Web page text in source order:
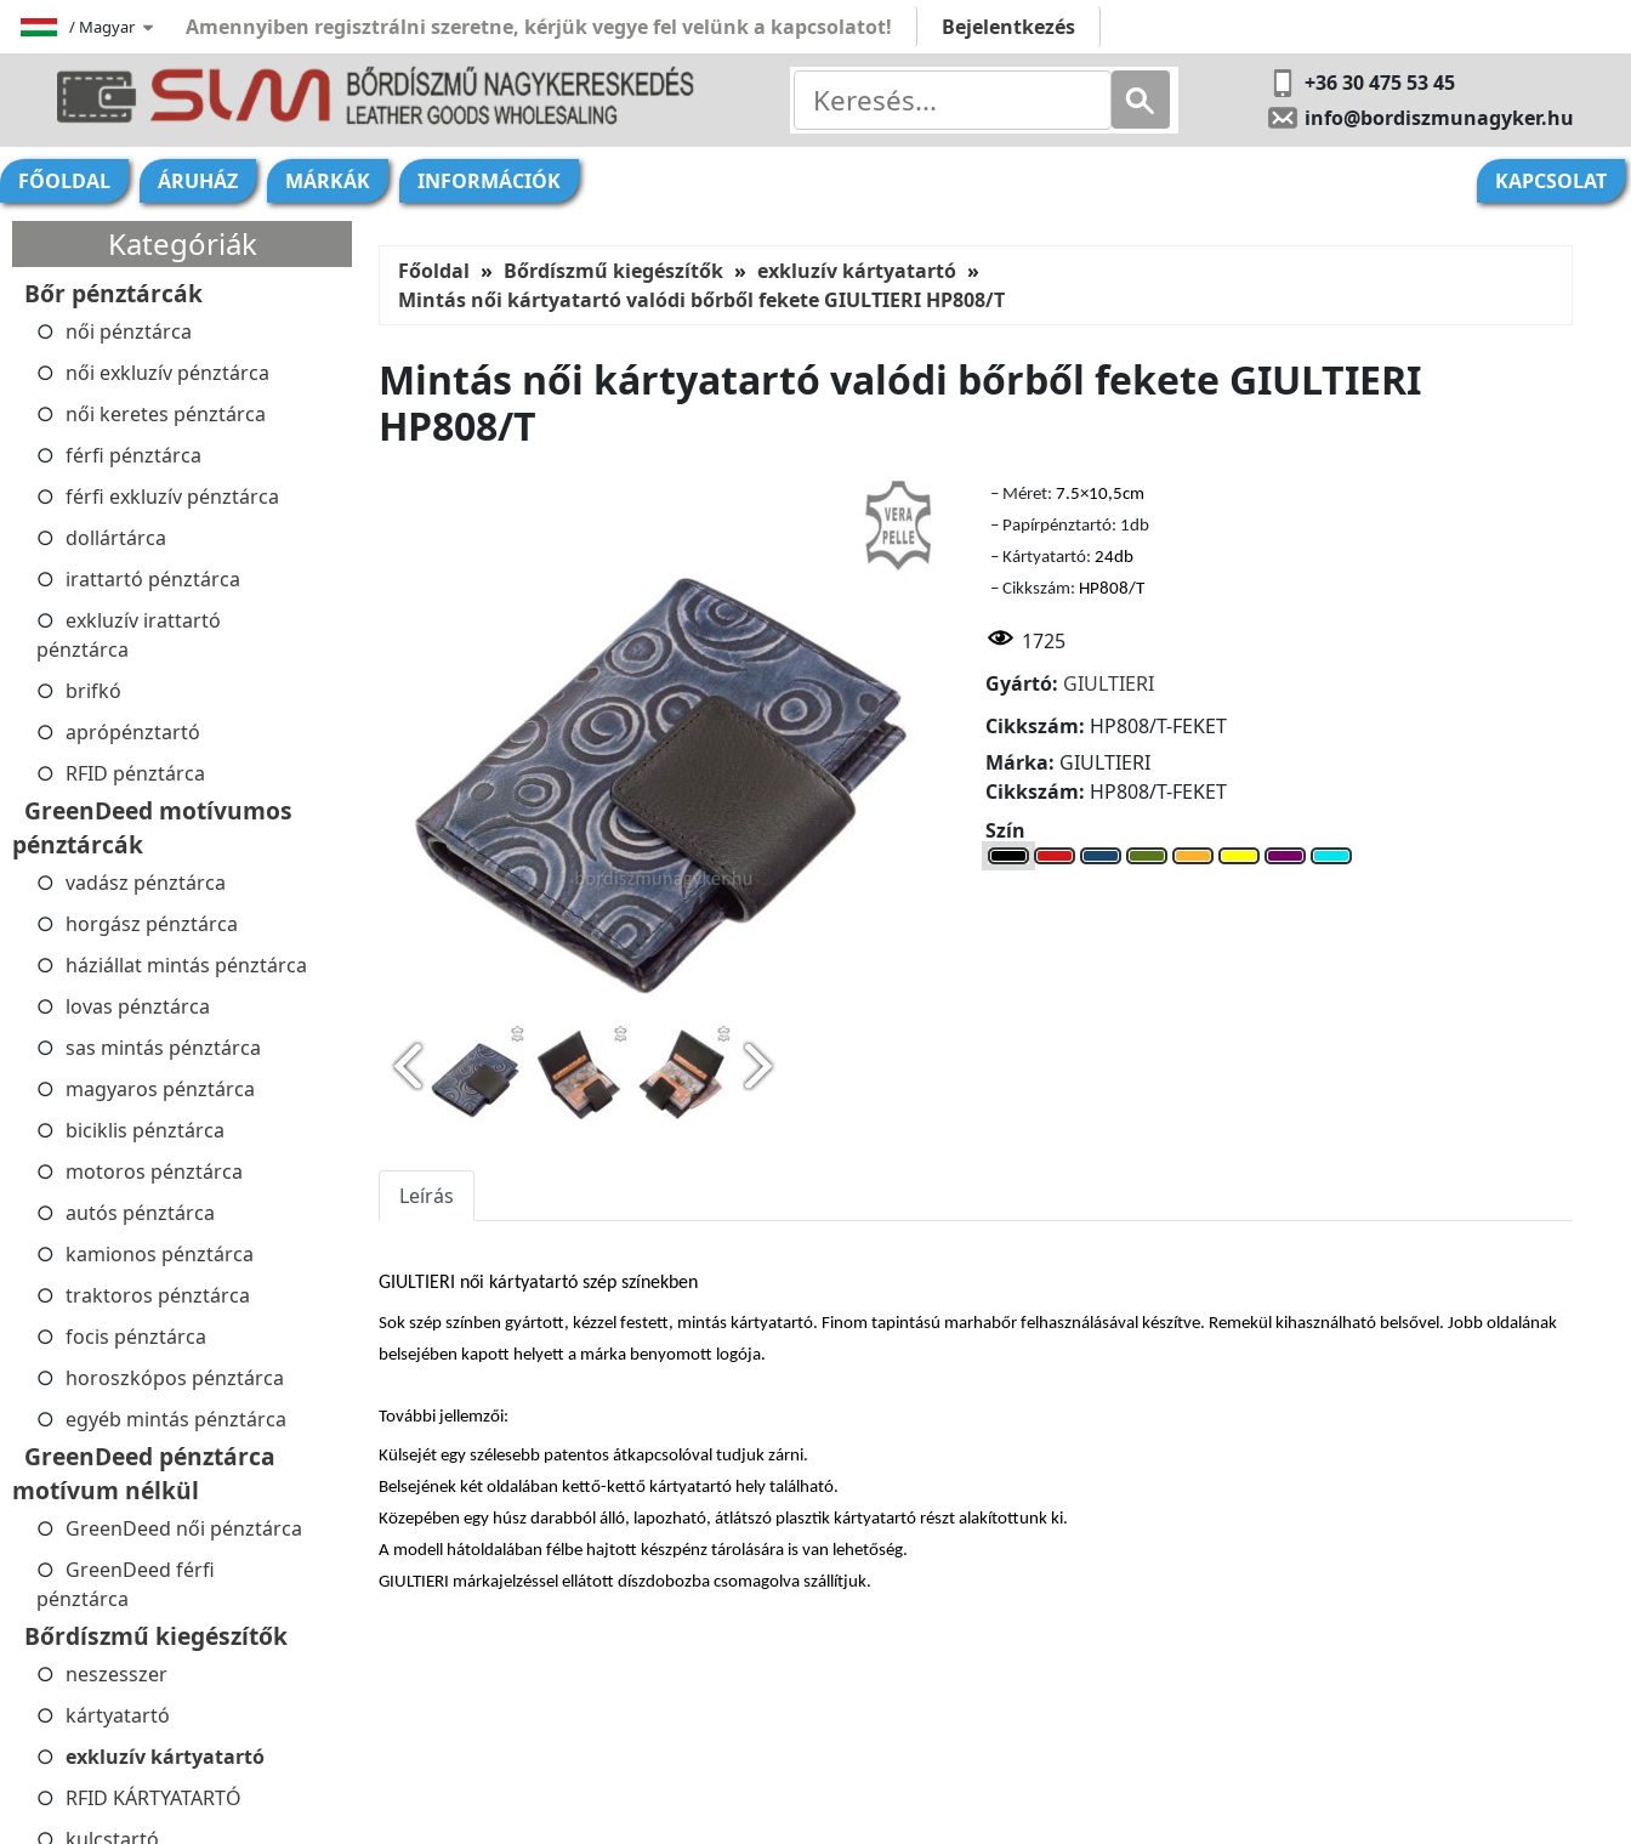
/ Magyar Amennyiben regisztrálni szeretne, kérjük vegye fel velünk a kapcsolatot! Bejelentkezés
+36 30 475 53 45
info@bordiszmunagyker.hu
FŐOLDAL ÁRUHÁZ MÁRKÁK INFORMÁCIÓK KAPCSOLAT
Kategóriák
Bőr pénztárcák
női pénztárca
női exkluzív pénztárca
női keretes pénztárca
férfi pénztárca
férfi exkluzív pénztárca
dollártárca
irattartó pénztárca
exkluzív irattartó
pénztárca
brifkó
aprópénztartó
RFID pénztárca
GreenDeed motívumos
pénztárcák
vadász pénztárca
horgász pénztárca
háziállat mintás pénztárca
lovas pénztárca
sas mintás pénztárca
magyaros pénztárca
biciklis pénztárca
motoros pénztárca
autós pénztárca
kamionos pénztárca
traktoros pénztárca
focis pénztárca
horoszkópos pénztárca
egyéb mintás pénztárca
GreenDeed pénztárca
motívum nélkül
GreenDeed női pénztárca
GreenDeed férfi
pénztárca
Bőrdíszmű kiegészítők
neszesszer
kártyatartó
exkluzív kártyatartó
RFID KÁRTYATARTÓ
Főoldal Bőrdíszmű kiegészítők
exkluzív kártyatartó
Mintás női kártyatartó valódi bőrből fekete GIULTIERI HP808/T
Mintás női kártyatartó valódi bőrből fekete GIULTIERI
HP808/T
– Méret: 7.5×10,5cm
– Papírpénztartó: 1db
– Kártyatartó: 24db
– Cikkszám: HP808/T
1725
Gyártó: GIULTIERI
Cikkszám: HP808/T-FEKET
Márka: GIULTIERI
Cikkszám: HP808/T-FEKET
Szín
Leírás
GIULTIERI női kártyatartó szép színekben
Sok szép színben gyártott, kézzel festett, mintás kártyatartó. Finom tapintású marhabőr felhasználásával készítve. Remekül kihasználható belsővel. Jobb oldalának
belsejében kapott helyett a márka benyomott logója.
További jellemzői:
Külsejét egy szélesebb patentos átkapcsolóval tudjuk zárni.
Belsejének két oldalában kettő-kettő kártyatartó hely található.
Közepében egy húsz darabból álló, lapozható, átlátszó plasztik kártyatartó részt alakítottunk ki.
A modell hátoldalában félbe hajtott készpénz tárolására is van lehetőség.
GIULTIERI márkajelzéssel ellátott díszdobozba csomagolva szállítjuk.